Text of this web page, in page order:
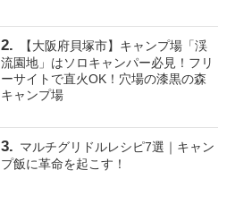
【大阪府貝塚市】キャンプ場「渓
流園地」はソロキャンパー必見！フリ
ーサイトで直火OK！穴場の漆黒の森
キャンプ場
マルチグリドルレシピ7選｜キャン
プ飯に革命を起こす！